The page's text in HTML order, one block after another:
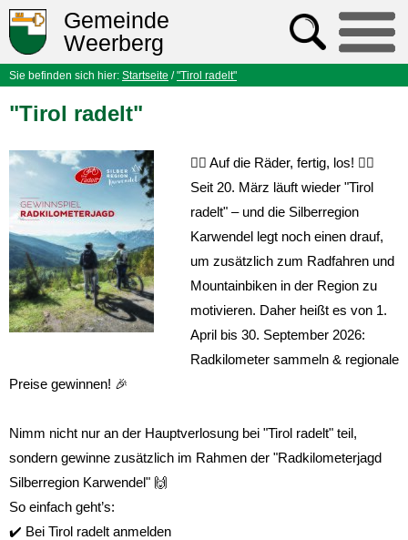
Gemeinde
Weerberg
Sie befinden sich hier: Startseite /"Tirol radelt"
"Tirol radelt"
🚴‍♀️ Auf die Räder, fertig, los! 🚴‍♀️
Seit 20. März läuft wieder "Tirol
radelt" – und die Silberregion
Karwendel legt noch einen drauf,
um zusätzlich zum Radfahren und
Mountainbiken in der Region zu
motivieren. Daher heißt es von 1.
April bis 30. September 2026:
Radkilometer sammeln & regionale
Preise gewinnen! 🎉
Nimm nicht nur an der Hauptverlosung bei "Tirol radelt" teil,
sondern gewinne zusätzlich im Rahmen der "Radkilometerjagd
Silberregion Karwendel" 🙌
So einfach geht’s:
✔️ Bei Tirol radelt anmelden